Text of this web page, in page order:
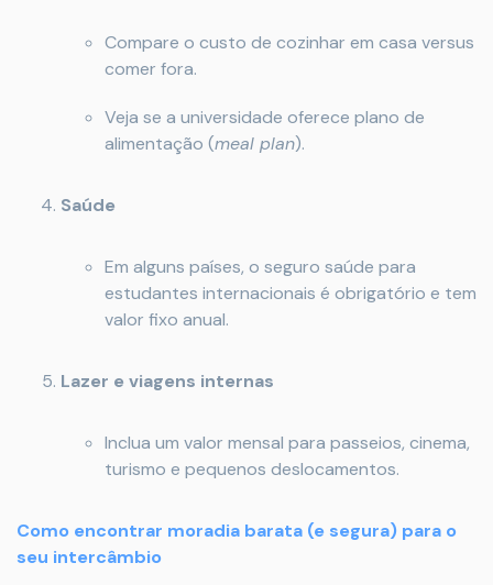
Compare o custo de cozinhar em casa versus
comer fora.
Veja se a universidade oferece plano de
alimentação (meal plan).
Saúde
Em alguns países, o seguro saúde para
estudantes internacionais é obrigatório e tem
valor fixo anual.
Lazer e viagens internas
Inclua um valor mensal para passeios, cinema,
turismo e pequenos deslocamentos.
Como encontrar moradia barata (e segura) para o
seu intercâmbio